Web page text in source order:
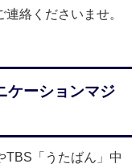
絡くださいませ。
ーションマジ
TBS「うたばん」中